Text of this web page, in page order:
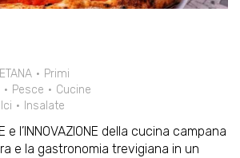
Primi
Pesce
Cucine
Insalate
e l’INNOVAZIONE della cucina campana
e la gastronomia trevigiana in un